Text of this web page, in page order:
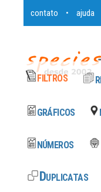
contato • ajuda